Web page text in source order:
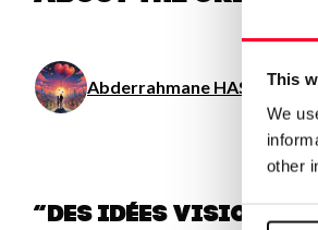
This
We
other
Abderrahmane HASSANI /
“Des idées